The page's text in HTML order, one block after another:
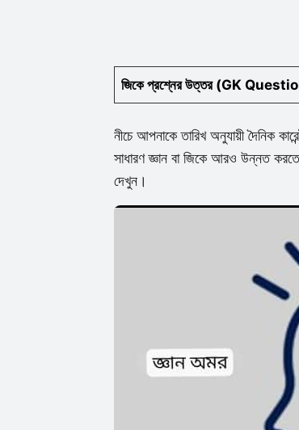
জিকে প্রশ্নের উত্তর (GK
নীচে আপনাকে তারিখ অনুযায়ী দৈনিক
সাধারণ জ্ঞান বা জিকে আরও উন্নত করতে
দেখুন।